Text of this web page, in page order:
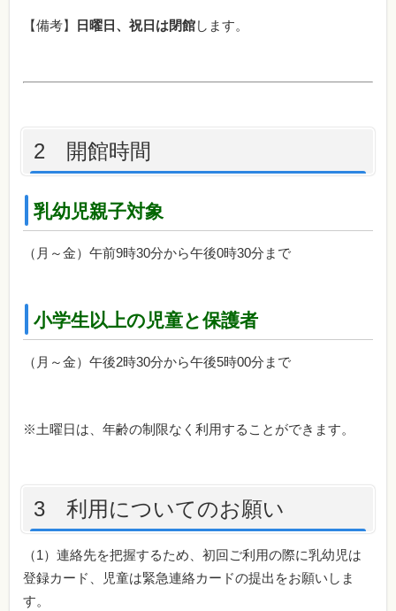
【備考】 日曜日、祝日は閉館します。
2 開館時間
乳幼児親子対象
（月～金）午前9時30分から午後0時30分まで
小学生以上の児童と保護者
（月～金）午後2時30分から午後5時00分まで
※土曜日は、年齢の制限なく利用することができます。
3 利用についてのお願い
（1）連絡先を把握するため、初回ご利用の際に乳幼児は
登録カード、児童は緊急連絡カードの提出をお願いしま
す。